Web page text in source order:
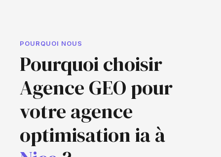
POURQUOI NOUS
Pourquoi choisir
Agence GEO pour
votre agence
optimisation ia à